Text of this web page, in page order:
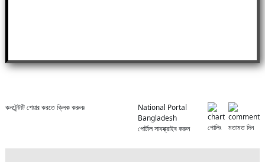
কনটেন্টটি শেয়ার করতে ক্লিক করুনঃ
National Portal
Bangladesh
পোর্টাল সাবস্ক্রাইব করুন
পোলিং মতামত দিন